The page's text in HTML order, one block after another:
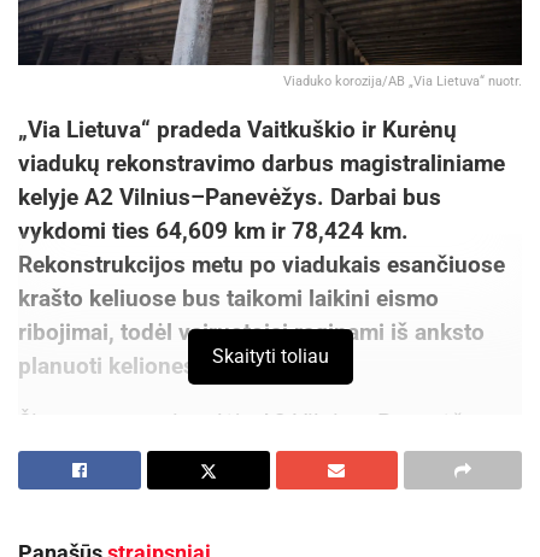
Viaduko korozija/AB „Via Lietuva“ nuotr.
„Via Lietuva“ pradeda Vaitkuškio ir Kurėnų
viadukų rekonstravimo darbus magistraliniame
kelyje A2 Vilnius–Panevėžys. Darbai bus
vykdomi ties 64,609 km ir 78,424 km.
Rekonstrukcijos metu po viadukais esančiuose
krašto keliuose bus taikomi laikini eismo
ribojimai, todėl vairuotojai raginami iš anksto
planuoti keliones.
Šiuo metu magistralėje A2 Vilnius–Panevėžys
vyksta intensyvūs infrastruktūros atnaujinimo
darbai. Be jau rekonstruojamų Taujėnų ir
Skaityti toliau